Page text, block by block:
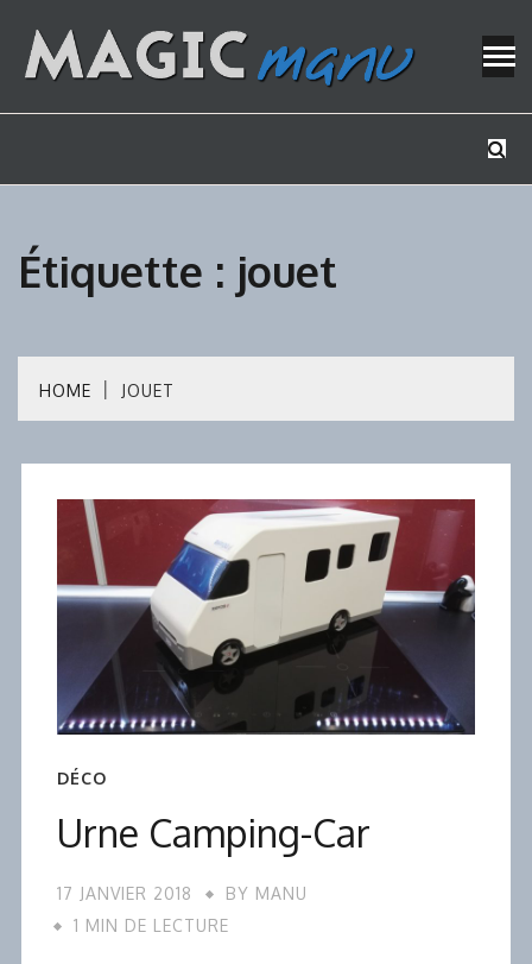
content
Étiquette : jouet
HOME JOUET
DÉCO
Urne Camping-Car
17 JANVIER 2018 BY MANU
1 MIN DE LECTURE